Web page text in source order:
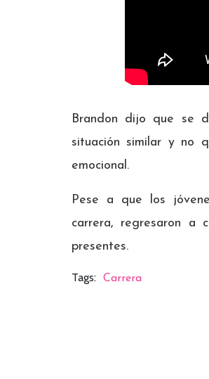
Brandon dijo que se
situación similar y no
emocional.
Pese a que los
carrera, regresaron a
presentes.
Tags: Carrera